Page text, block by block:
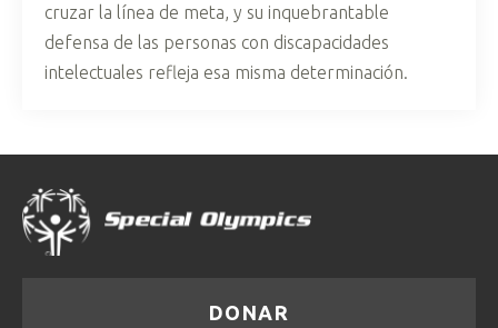
cruzar la línea de meta, y su inquebrantable
defensa de las personas con discapacidades
intelectuales refleja esa misma determinación.
DONAR